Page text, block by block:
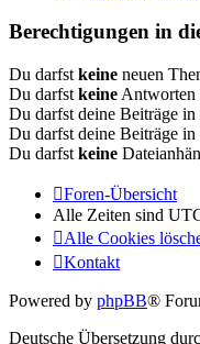
Berechtigungen in
Du darfst keine neuen
Du darfst keine Antworten
Du darfst deine Beiträge in
Du darfst deine Beiträge in
Du darfst keine
Foren-Übersicht
Alle Zeiten sind
Alle Cookies
Kontakt
Powered by phpBB®
Deutsche Übersetzung